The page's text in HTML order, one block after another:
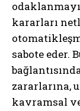
kararları
sabote eder.
zararlarına,
kavramsal